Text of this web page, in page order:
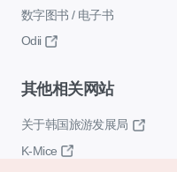
数字图书 / 电子书
Odii
其他相关网站
关于韩国旅游发展局
K-Mice